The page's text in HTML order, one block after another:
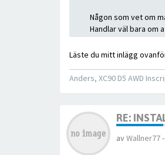
Någon som vet om
Handlar väl bara om
Läste du mitt inlägg
Anders, XC90 D5 AWD
RE:
avWallner77-